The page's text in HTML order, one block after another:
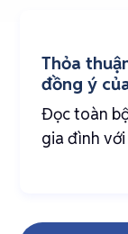
Thỏa
đồng ý
Đọc toàn
gia đình